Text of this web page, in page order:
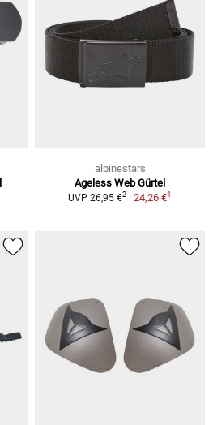
alpinestars
Ageless Web Gürtel
UVP 26,95 €2 24,26 €1